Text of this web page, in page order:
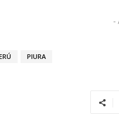
-
PIURA